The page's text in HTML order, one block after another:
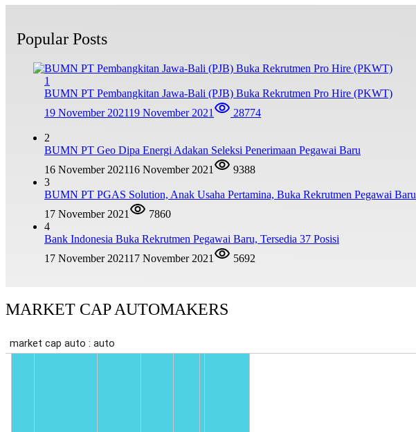
Popular Posts
1
BUMN PT Pembangkitan Jawa-Bali (PJB) Buka Rekrutmen Pro Hire (PKWT)
19 November 202119 November 2021 28774
2
BUMN PT Geo Dipa Energi Adakan Seleksi Penerimaan Pegawai Baru
16 November 202116 November 2021
9388
3
BUMN PT PGAS Solution, Anak Usaha Pertamina, Buka Rekrutmen Pegawai Baru
17 November 2021
7860
4
Bank Indonesia Buka Rekrutmen Pegawai Baru, Tersedia 37 Posisi
17 November 202117 November 2021 5692
MARKET CAP AUTOMAKERS